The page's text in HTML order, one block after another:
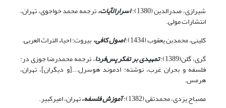
شیرازی، صدرالدین (1380)؛
اسرارالآیات،ترجمه محمد خواجوی، تهران،
انتشارات مولی.
کلینی، محمدبن یعقوب (1434)؛
اصول کافی،بیروت: احیاء التراث العربی.
گری، گلن(1389)؛
تمهیدی بر تفکر پس‌فردا،ترجمه محمدرضا جوزی در:
فلسفه و بحران غرب، نوشته: ادموند هوسرل...[و دیگران]، تهران،
هرمس.
مصباح یزدی، محمدتقی (1382)؛
آموزش فلسفه،تهران، امیرکبیر.